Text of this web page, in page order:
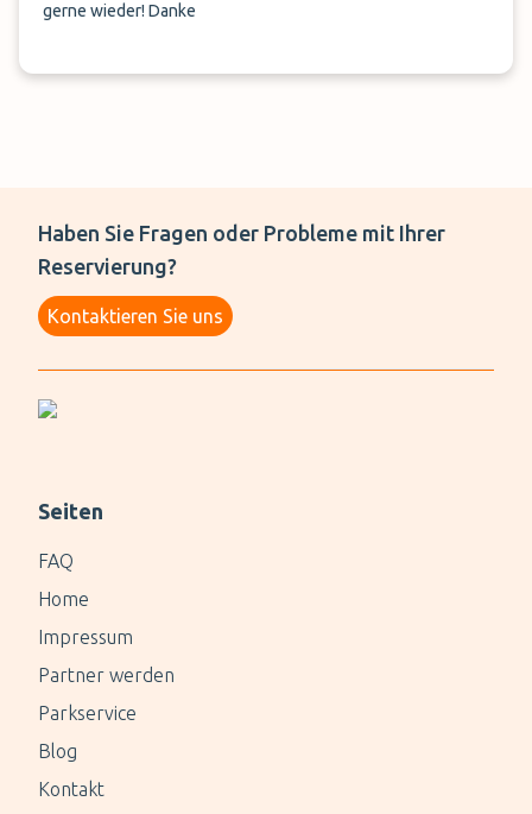
gerne wieder! Danke
Haben Sie Fragen oder Probleme mit Ihrer
Reservierung?
Kontaktieren Sie uns
Seiten
FAQ
Home
Impressum
Partner werden
Parkservice
Blog
Kontakt